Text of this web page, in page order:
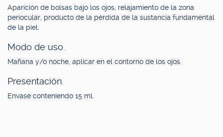
Aparición de bolsas bajo los ojos, relajamiento de la zona
periocular, producto de la pérdida de la sustancia fundamental
de la piel.
Modo de uso.
Mañana y/o noche, aplicar en el contorno de los ojos.
Presentación.
Envase conteniendo 15 ml.